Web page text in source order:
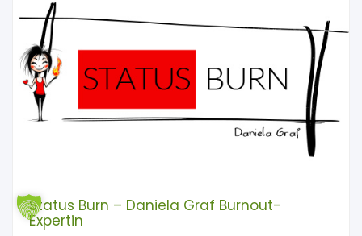
Status Burn – Daniela Graf Burnout-
Expertin